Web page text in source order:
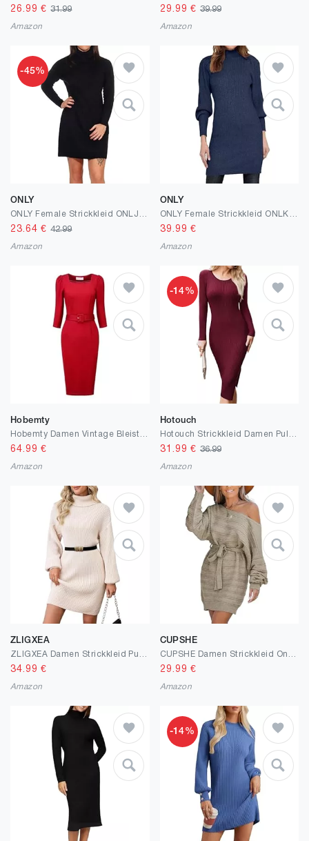
26.99 €31.99
Amazon
29.99 € 39.99
Amazon
-45%
ONLY
23.64 €42.99
Amazon
ONLY
39.99 €
Amazon
Hobemty
64.99 €
Amazon
-14%
Hotouch
31.99 € 36.99
Amazon
ZLIGXEA
34.99 €
Amazon
CUPSHE
29.99 €
Amazon
-14%